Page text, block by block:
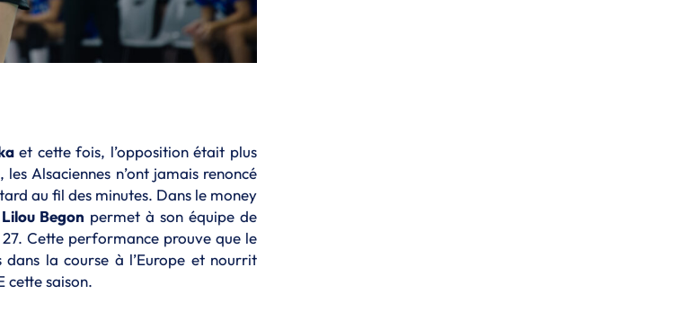
et cette fois, l’opposition était plus
Alsaciennes n’ont jamais renoncé
au fil des minutes. Dans le money
Lilou Begon permet à son équipe de
27. Cette performance prouve que le
la course à l’Europe et nourrit
cette saison.